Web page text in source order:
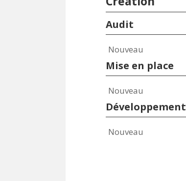
Audit
Nouveau
Mise en place
Nouveau
Développement
Nouveau